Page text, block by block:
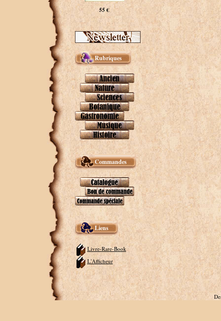
55 €
Rubriques
Commandes
Liens
Livre-Rare-Book
L'Afficheur